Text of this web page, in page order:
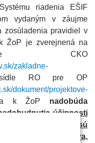
riadenia EŠIF
vydaným v záujme
zosúladenia pravidiel v
ŽoP je zverejnená na
CKO
zakladne-
RO pre OP
dokument/projektove-
k ŽoP nadobúda
účinnosti
od 17.06.2022 sú
ministerstva,